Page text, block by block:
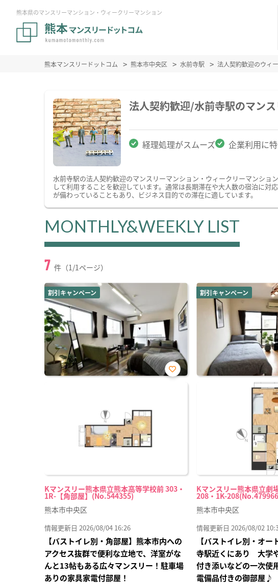
熊本県のマンスリーマンション・ウィークリーマンション
熊本マンスリードットコム 熊本市中央区 水前寺駅 法人契約歓迎のウィ
法人契約歓迎/水前寺駅のマン
経理処理がスムーズ 企業利用に
水前寺駅の法人契約歓迎のマンスリーマンション・ウィークリーマンシ
して利用することを歓迎しています。通常は長期滞在や大人数の宿泊に
が備わっていることもあり、ビジネス目的での滞在に適しています。
MONTHLY&WEEKLY LIST
7 件（1/1ページ）
割引キャンペーン
Kマンスリー熊本県立熊本高等学校前 303・
1R-【角部屋】(No.544355)
お気
熊本市中央区
情報更新日 2026/08/04 16:26
【バストイレ別・角部屋】熊本市内への
アクセス抜群で便利な立地で、洋室がな
んと13帖もある広々マンスリー！駐車場
ありの家具家電付部屋！
割引キャンペーン
Kマンスリー熊本県立劇
208・1K-
熊本市中央区
情報更新日 2026/08/02
【バストイレ別・オ
寺駅近くにあり 大学
付き添いなどの一次使
電備品付きの御部屋♪